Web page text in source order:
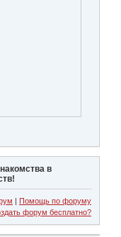
в
Помощь по форуму